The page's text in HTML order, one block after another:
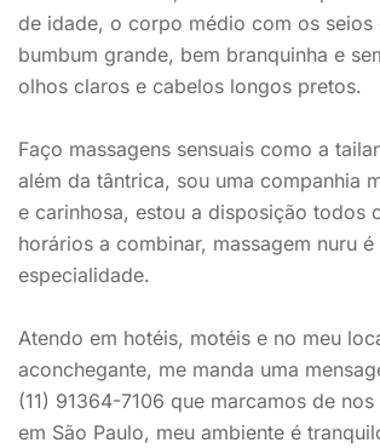
de idade, o corpo médio com os seios
bumbum grande, bem branquinha e
olhos claros e cabelos longos pretos.
Faço massagens sensuais como a
além da tântrica, sou uma companhia
e carinhosa, estou a disposição todos
horários a combinar, massagem nuru é
especialidade.
Atendo em hotéis, motéis e no meu
aconchegante, me manda uma
(11) 91364-7106 que marcamos de
em São Paulo, meu ambiente é